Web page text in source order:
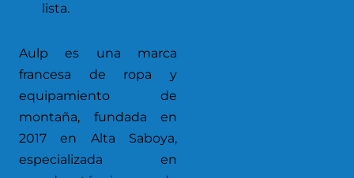
lista.
Aulp es una marca
francesa de ropa y
equipamiento de
montaña, fundada en
2017 en Alta Saboya,
especializada en